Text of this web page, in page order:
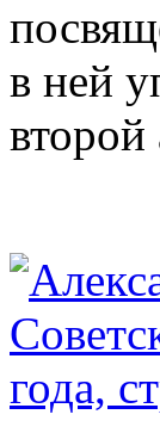
в ней
второй